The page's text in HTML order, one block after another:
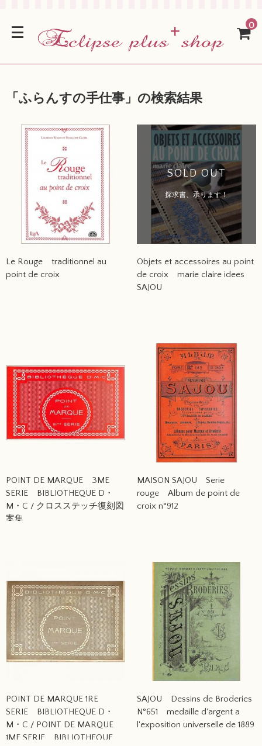
0
「 ふらんすの手仕事」の検索結果
Le Rouge traditionnel au
point de croix
SOLD OUT
探求書、承ります！
Objets et accessoires au point
de croix marie claire idees
SAJOU
POINT DE MARQUE 3ME
SERIE BIBLIOTHEQUE D・
M・C / クロスステッチ復刻図
案集
MAISON SAJOU Serie
rouge Album de point de
croix n°912
POINT DE MARQUE 1RE
SERIE BIBLIOTHEQUE D・
M・C / POINT DE MARQUE
1ME SERIE BIBLIOTHEQUE
SAJOU Dessins de Broderies
N°651 medaille d'argent a
l'exposition universelle de 1889